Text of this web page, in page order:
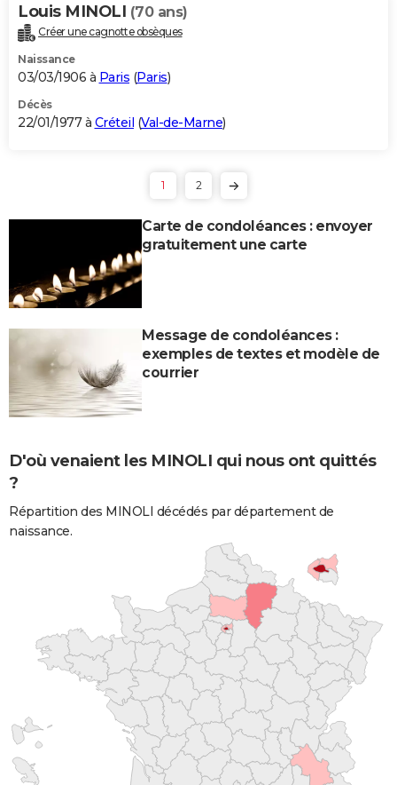
Louis MINOLI (70 ans)
Créer une cagnotte obsèques
Naissance
03/03/1906 à Paris (Paris)
Décès
22/01/1977 à Créteil (Val-de-Marne)
1 2
Carte de condoléances : envoyer
gratuitement une carte
Message de condoléances :
exemples de textes et modèle de
courrier
D'où venaient les MINOLI qui nous ont quittés
?
Répartition des MINOLI décédés par département de
naissance.